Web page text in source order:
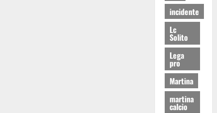
incidente
Lc
Solito
Lega
pro
Martina
martina
calcio